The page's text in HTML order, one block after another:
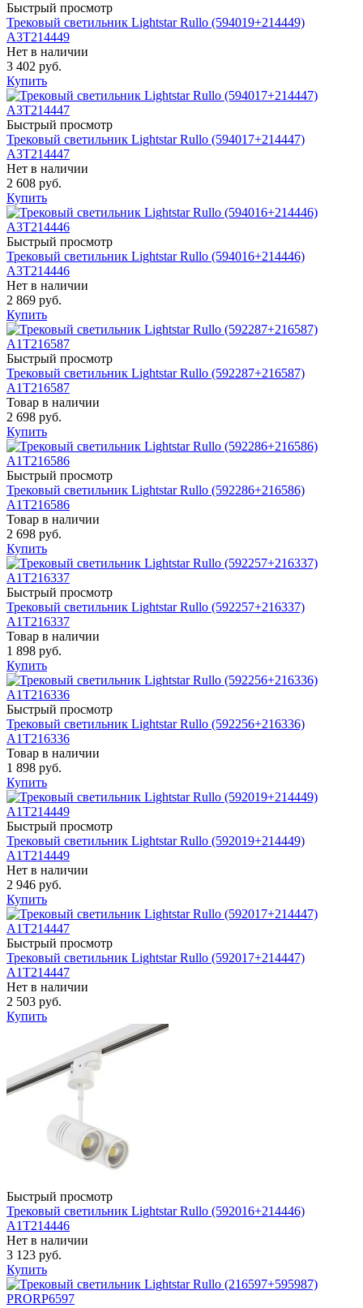
Быстрый просмотр
Трековый светильник Lightstar Rullo (594019+214449)
A3T214449
Нет в наличии
3 402 руб.
Купить
Быстрый просмотр
Трековый светильник Lightstar Rullo (594017+214447)
A3T214447
Нет в наличии
2 608 руб.
Купить
Быстрый просмотр
Трековый светильник Lightstar Rullo (594016+214446)
A3T214446
Нет в наличии
2 869 руб.
Купить
Быстрый просмотр
Трековый светильник Lightstar Rullo (592287+216587)
A1T216587
Товар в наличии
2 698 руб.
Купить
Быстрый просмотр
Трековый светильник Lightstar Rullo (592286+216586)
A1T216586
Товар в наличии
2 698 руб.
Купить
Быстрый просмотр
Трековый светильник Lightstar Rullo (592257+216337)
A1T216337
Товар в наличии
1 898 руб.
Купить
Быстрый просмотр
Трековый светильник Lightstar Rullo (592256+216336)
A1T216336
Товар в наличии
1 898 руб.
Купить
Быстрый просмотр
Трековый светильник Lightstar Rullo (592019+214449)
A1T214449
Нет в наличии
2 946 руб.
Купить
Быстрый просмотр
Трековый светильник Lightstar Rullo (592017+214447)
A1T214447
Нет в наличии
2 503 руб.
Купить
Быстрый просмотр
Трековый светильник Lightstar Rullo (592016+214446)
A1T214446
Нет в наличии
3 123 руб.
Купить